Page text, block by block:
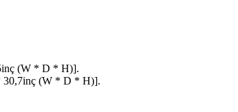
(W * D * H)].
30,7inç (W * D * H)].